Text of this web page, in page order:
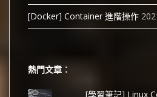
[Docker] Container 進階操作
熱門文章︰
[學習筆記] Linux